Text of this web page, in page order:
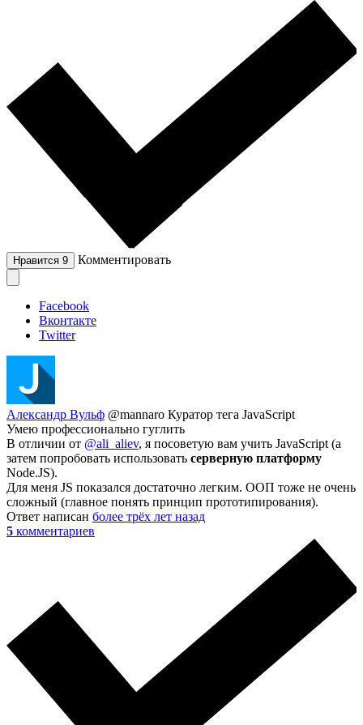
Нравится 9 Комментировать
Facebook
Вконтакте
Twitter
Александр Вульф @mannaro Куратор тега JavaScript
Умею профессионально гуглить
В отличии от @ali_aliev, я посоветую вам учить JavaScript (а
затем попробовать использовать серверную платформу
Node.JS).
Для меня JS показался достаточно легким. ООП тоже не очень
сложный (главное понять принцип прототипирования).
Ответ написан более трёх лет назад
5 комментариев